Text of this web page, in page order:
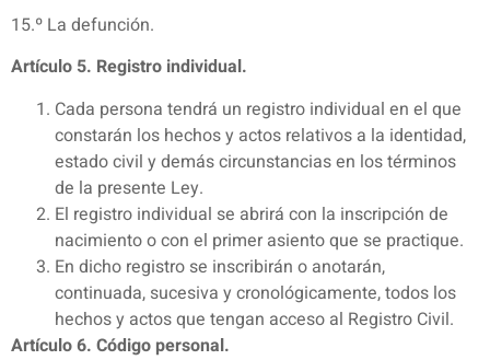
15.º La defunción.
Artículo 5. Registro individual.
Cada persona tendrá un registro individual en el que
constarán los hechos y actos relativos a la identidad,
estado civil y demás circunstancias en los términos
de la presente Ley.
El registro individual se abrirá con la inscripción de
nacimiento o con el primer asiento que se practique.
En dicho registro se inscribirán o anotarán,
continuada, sucesiva y cronológicamente, todos los
hechos y actos que tengan acceso al Registro Civil.
Artículo 6. Código personal.